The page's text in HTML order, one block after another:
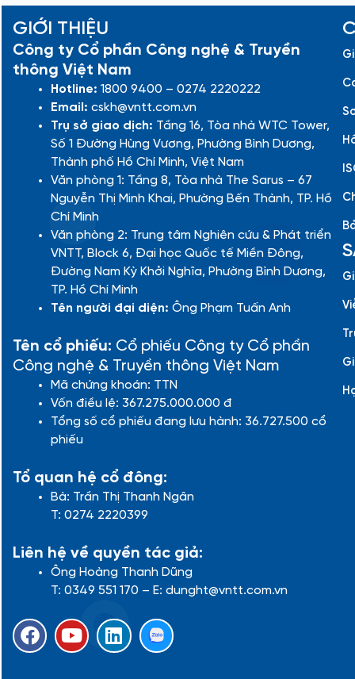
GIỚI THIỆU
Công ty Cổ phần Công nghệ & Truyền
thông Việt Nam
Hotline: 1800 9400 – 0274 2220222
Email: cskh@vntt.com.vn
Trụ sở giao dịch: Tầng 16, Tòa nhà WTC Tower,
Số 1 Đường Hùng Vương, Phường Bình Dương,
Thành phố Hồ Chí Minh, Việt Nam
Văn phòng 1: Tầng 8, Tòa nhà The Sarus – 67
Nguyễn Thị Minh Khai, Phường Bến Thành, TP. Hồ
Chí Minh
Văn phòng 2: Trung tâm Nghiên cứu & Phát triển
VNTT, Block 6, Đại học Quốc tế Miền Đông,
Đường Nam Kỳ Khởi Nghĩa, Phường Bình Dương,
TP. Hồ Chí Minh
Tên người đại diện: Ông Phạm Tuấn Anh
Tên cổ phiếu: Cổ phiếu Công ty Cổ phần
Công nghệ & Truyền thông Việt Nam
Mã chứng khoán: TTN
Vốn điều lệ: 367.275.000.000 đ
Tổng số cổ phiếu đang lưu hành: 36.727.500 cổ
phiếu
Tổ quan hệ cổ đông:
Bà: Trần Thị Thanh Ngân
T: 0274 2220399
Liên hệ về quyền tác giả:
Ông Hoàng Thanh Dũng
T: 0349 551 170 – E: dunght@vntt.com.vn
F
a
Y
o
L
i